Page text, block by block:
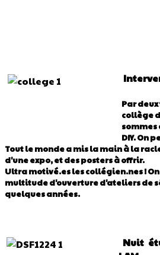
Par
collège
DIY. On
Tout le monde a mis la main à la
d'une expo, et des posters à offrir.
Ultra motivé.es les collégien.nes !
multitude d'ouverture d'ateliers de
quelques années.
Nuit